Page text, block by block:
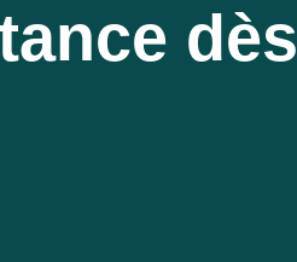
dès